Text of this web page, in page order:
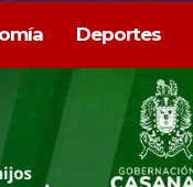
Deportes